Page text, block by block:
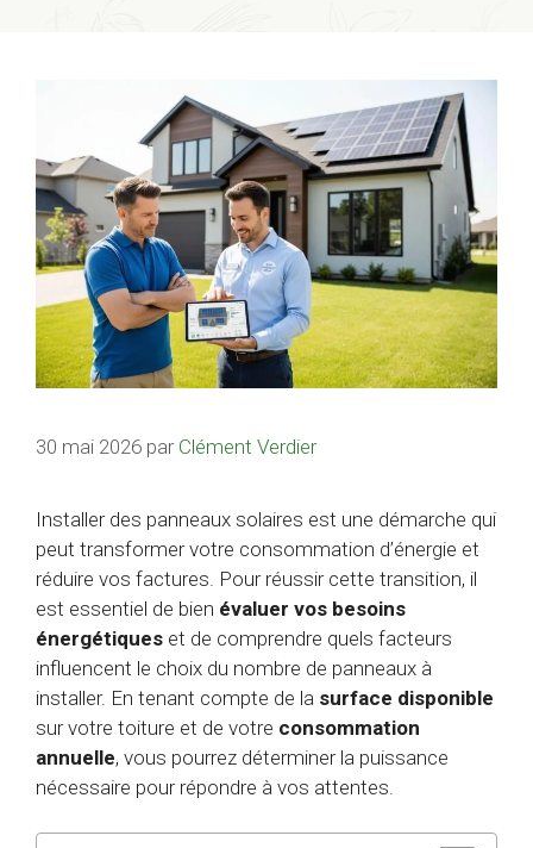
30 mai 2026 par Clément Verdier
Installer des panneaux solaires est une démarche qui
peut transformer votre consommation d’énergie et
réduire vos factures. Pour réussir cette transition, il
est essentiel de bien évaluer vos besoins
énergétiques et de comprendre quels facteurs
influencent le choix du nombre de panneaux à
installer. En tenant compte de la surface disponible
sur votre toiture et de votre consommation
annuelle, vous pourrez déterminer la puissance
nécessaire pour répondre à vos attentes.